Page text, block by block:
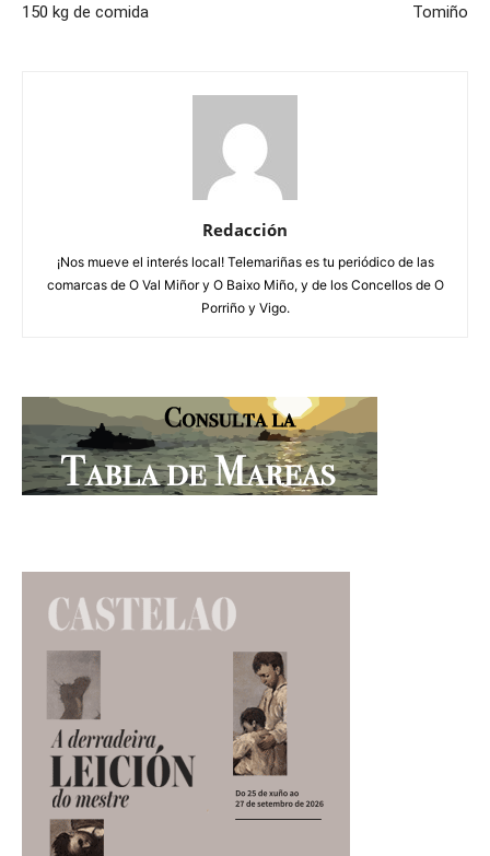
150 kg de comida
Tomiño
Redacción
¡Nos mueve el interés local! Telemariñas es tu periódico de las
comarcas de O Val Miñor y O Baixo Miño, y de los Concellos de O
Porriño y Vigo.